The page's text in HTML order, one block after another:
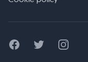
FacebookTwitter Instagram